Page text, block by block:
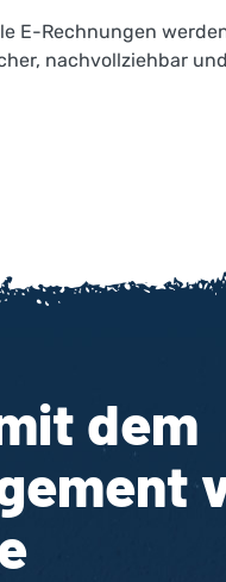
E-Rechnungen
nachvollziehbar
dem